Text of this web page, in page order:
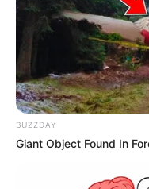
BUZZDAY
Giant Object Found In